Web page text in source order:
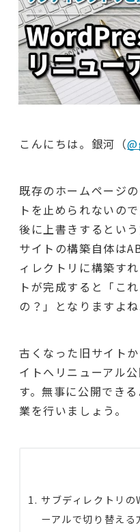
こんにちは。銀河（
既存のホームページ
トを止められないの
後に上書きするとい
サイトの構築自体は
ィレクトリに構築す
トが完成すると「こ
の？」となりますよね
古くなった旧サイト
イトへリニューアル
す。無事に公開でき
業を行いましょう。
サブディレクトリ
ーアルで切り替える